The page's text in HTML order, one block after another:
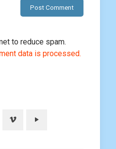
to reduce spam.
data is processed.